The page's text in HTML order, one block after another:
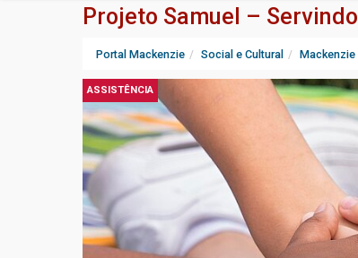
Projeto Samuel –
Portal Mackenzie Social e Cultural
ASSISTÊNCIA